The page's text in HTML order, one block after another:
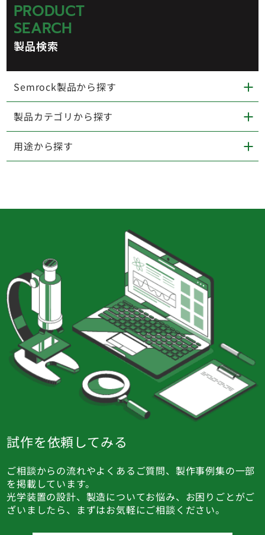
PRODUCT
SEARCH
製品検索
Semrock製品から探す
製品カテゴリから探す
用途から探す
試作を依頼してみる
ご相談からの流れやよくあるご質問、製作事例集の一部
を掲載しています。
光学装置の設計、製造についてお悩み、お困りごとがご
ざいましたら、まずはお気軽にご相談ください。